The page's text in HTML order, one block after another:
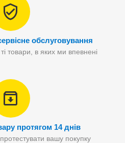
обслуговування
товари, в яких ми впевнені
протягом 14 днів
вашу покупку